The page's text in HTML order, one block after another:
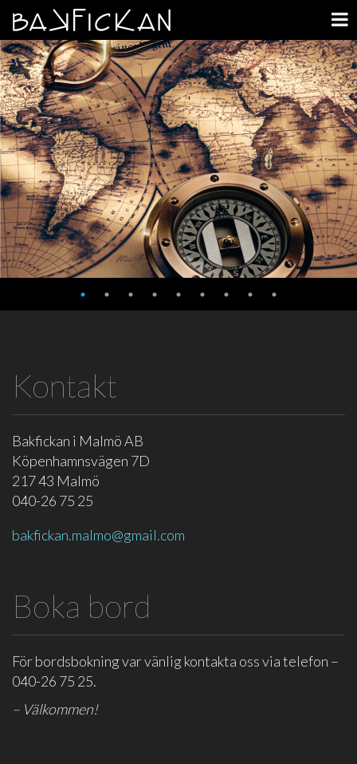
Kontakt
Bakfickan i Malmö AB
Köpenhamnsvägen 7D
217 43 Malmö
040-26 75 25
bakfickan.malmo@gmail.com
Boka bord
För bordsbokning var vänlig kontakta oss via telefon –
040-26 75 25.
– Välkommen!